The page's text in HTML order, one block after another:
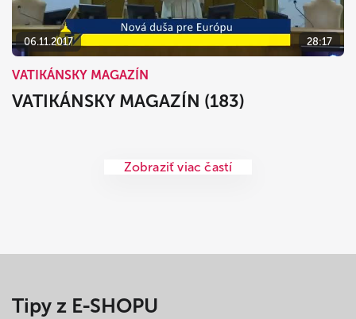
06.11.2017 28:17
VATIKÁNSKY MAGAZÍN
VATIKÁNSKY MAGAZÍN (183)
Zobraziť viac častí
Tipy z E-SHOPU